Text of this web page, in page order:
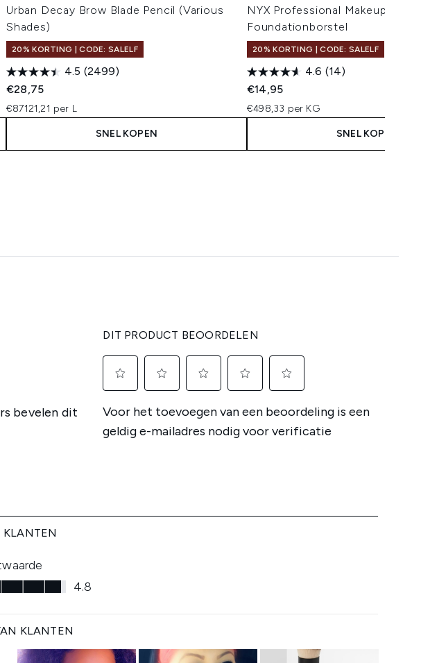
Urban Decay Brow Blade Pencil (Various
Shades)
20% KORTING | CODE: SALELF
4.5 (2499)
€28,75
€87121,21 per L
SNEL KOPEN
NYX Professional Makeup Pro
Foundationborstel
20% KORTING | CODE: SALELF
4.6 (14)
€14,95
€498,33 per KG
SNEL KOPEN